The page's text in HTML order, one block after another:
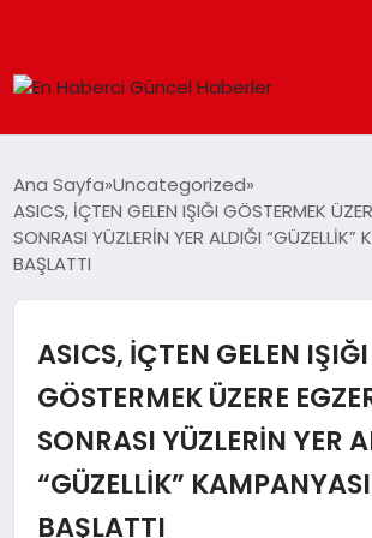
SPOR
TEKNOLOJI
MAGAZIN
DÜNYA
Ana Sayfa Uncategorized
ASICS, İÇTEN GELEN IŞIĞI GÖSTERMEK
SONRASI YÜZLERİN YER ALDIĞI “GÜZELLİK”
BAŞLATTI
ASICS, İÇTEN GELEN IŞIĞI
GÖSTERMEK ÜZERE
SONRASI YÜZLERİN YER
“GÜZELLİK”
BAŞLATTI